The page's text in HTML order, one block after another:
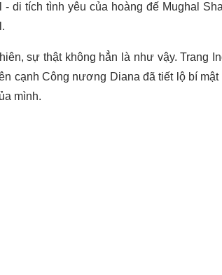
- di tích tình yêu của hoàng đế Mughal
sự thật không hẳn là như vậy. Trang
cạnh Công nương Diana đã tiết lộ bí
mình.